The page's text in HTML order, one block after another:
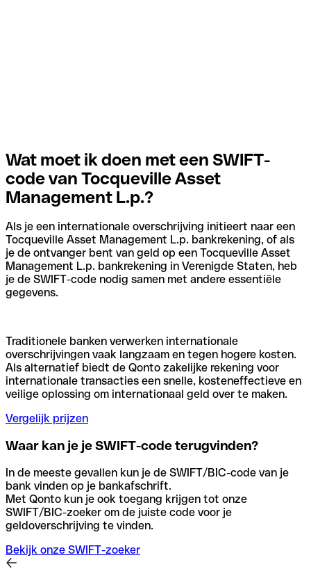
Wat moet ik doen met een SWIFT-
code van Tocqueville Asset
Management L.p.?
Als je een internationale overschrijving initieert naar een
Tocqueville Asset Management L.p. bankrekening, of als
je de ontvanger bent van geld op een Tocqueville Asset
Management L.p. bankrekening in Verenigde Staten, heb
je de SWIFT-code nodig samen met andere essentiële
gegevens.
Traditionele banken verwerken internationale
overschrijvingen vaak langzaam en tegen hogere kosten.
Als alternatief biedt de Qonto zakelijke rekening voor
internationale transacties een snelle, kosteneffectieve en
veilige oplossing om internationaal geld over te maken.
Vergelijk prijzen
Waar kan je je SWIFT-code terugvinden?
In de meeste gevallen kun je de SWIFT/BIC-code van je
bank vinden op je bankafschrift.
Met Qonto kun je ook toegang krijgen tot onze
SWIFT/BIC-zoeker om de juiste code voor je
geldoverschrijving te vinden.
Bekijk onze SWIFT-zoeker